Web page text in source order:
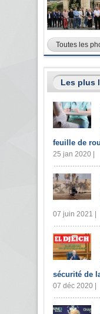
Toutes les
Les plus
feuille de
25 jan 2020 |
07 juin 2021 |
sécurité de
07 déc 2020 |